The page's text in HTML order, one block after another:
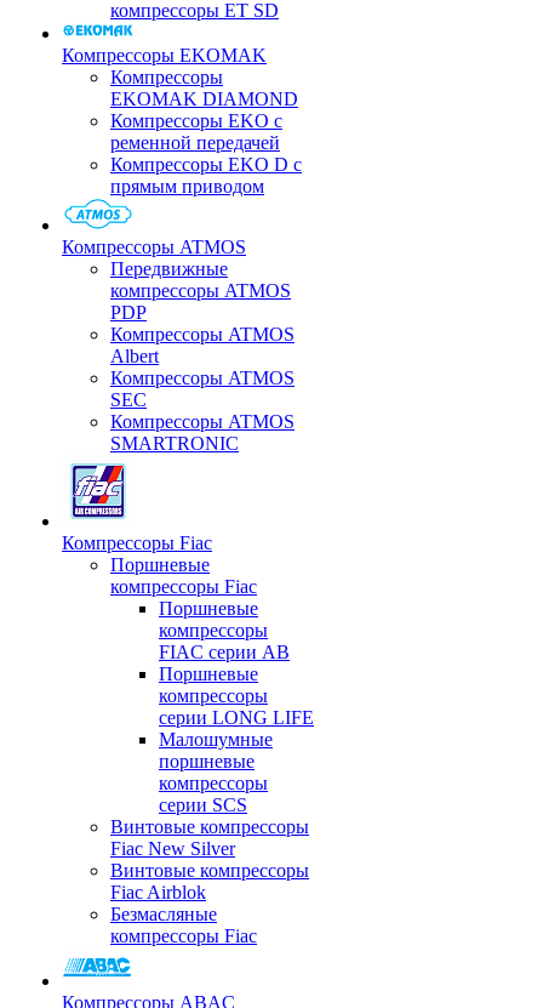
компрессоры ET SD
Компрессоры EKOMAK
Компрессоры
EKOMAK DIAMOND
Компрессоры EKO c
ременной передачей
Компрессоры EKO D с
прямым приводом
Компрессоры ATMOS
Передвижные
компрессоры ATMOS
PDP
Компрессоры ATMOS
Albert
Компрессоры ATMOS
SEC
Компрессоры ATMOS
SMARTRONIC
Компрессоры Fiac
Поршневые
компрессоры Fiac
Поршневые
компрессоры
FIAC серии AB
Поршневые
компрессоры
серии LONG LIFE
Малошумные
поршневые
компрессоры
серии SCS
Винтовые компрессоры
Fiac New Silver
Винтовые компрессоры
Fiac Airblok
Безмасляные
компрессоры Fiac
Компрессоры ABAC